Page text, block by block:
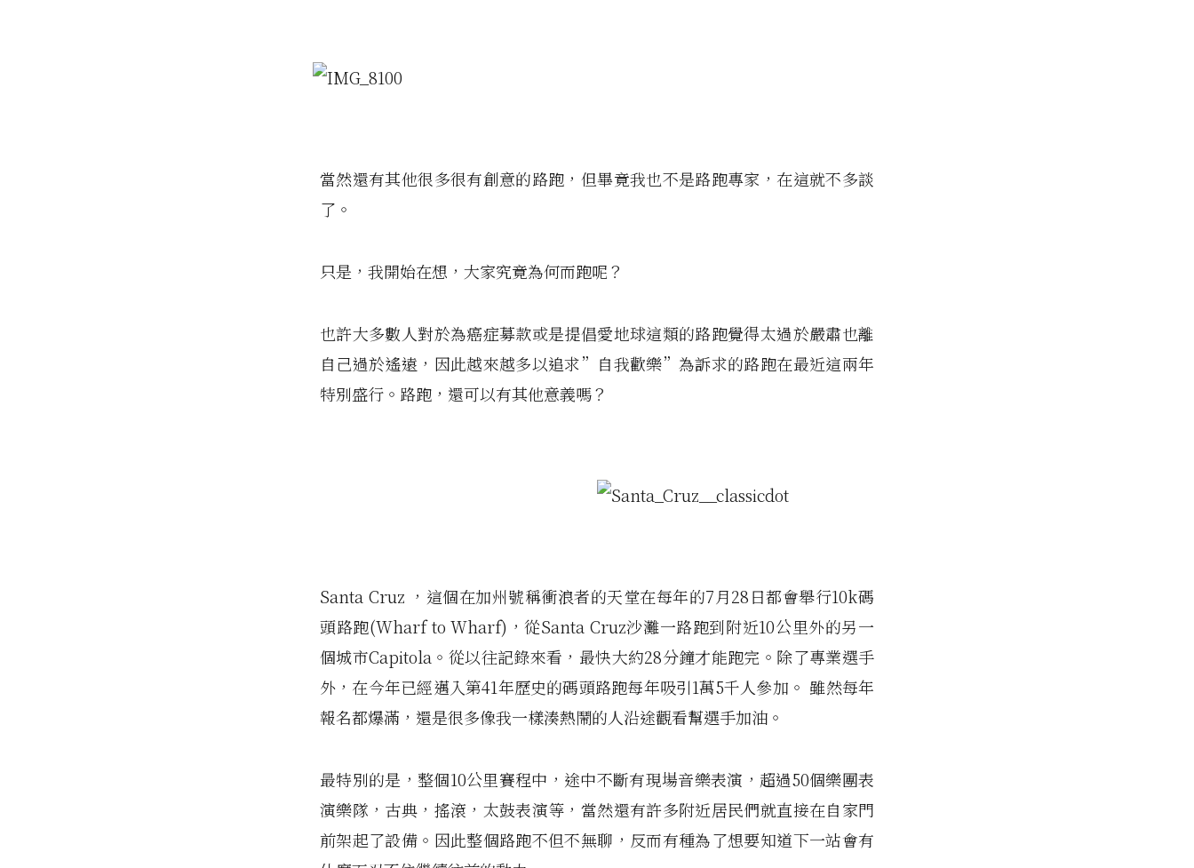
當然還有其他很多很有創意的路跑，但畢竟我也不是路跑專家，在這就不多談
了。
只是，我開始在想，大家究竟為何而跑呢？
也許大多數人對於為癌症募款或是提倡愛地球這類的路跑覺得太過於嚴肅也離
自己過於遙遠，因此越來越多以追求”自我歡樂”為訴求的路跑在最近這兩年
特別盛行。路跑，還可以有其他意義嗎？
Santa Cruz ，這個在加州號稱衝浪者的天堂在每年的7月28日都會舉行10k碼
頭路跑(Wharf to Wharf)，從Santa Cruz沙灘一路跑到附近10公里外的另一
個城市Capitola。從以往記錄來看，最快大約28分鐘才能跑完。除了專業選手
外，在今年已經邁入第41年歷史的碼頭路跑每年吸引1萬5千人參加。 雖然每年
報名都爆滿，還是很多像我一樣湊熱鬧的人沿途觀看幫選手加油。
最特別的是，整個10公里賽程中，途中不斷有現場音樂表演，超過50個樂團表
演樂隊，古典，搖滾，太鼓表演等，當然還有許多附近居民們就直接在自家門
前架起了設備。因此整個路跑不但不無聊，反而有種為了想要知道下一站會有